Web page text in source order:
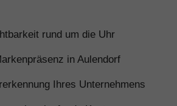
rund um die Uhr
in Aulendorf
Ihres Unternehmens